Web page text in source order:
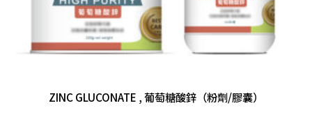
ZINC GLUCONATE , 葡萄糖酸鋅（粉劑/膠囊）